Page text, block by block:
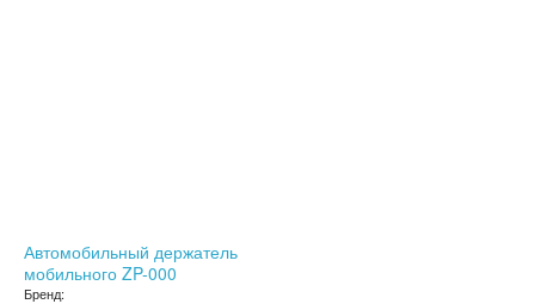
POWER BANK (ПОВЕР БАНК)
Автомобильный держатель
мобильного ZP-000
Бренд: